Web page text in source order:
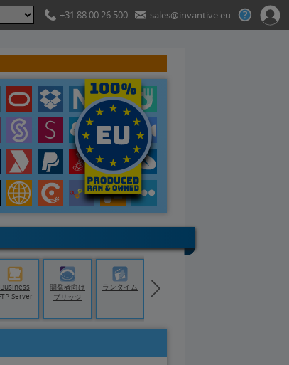
+31 88 00 26 500 sales@invantive.eu
Business
Server
開発者向け
ブリッジ
ランタイム